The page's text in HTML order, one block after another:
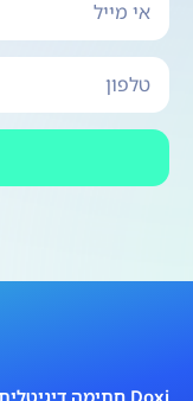
Doxi חתימה דיגיטלית